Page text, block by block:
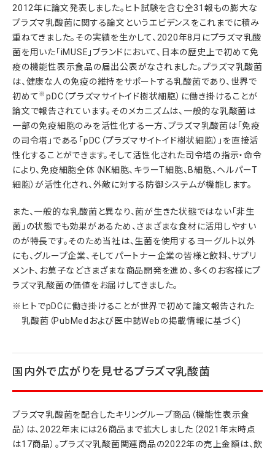
2012年に論文発表しました。ヒト試験を含む全31報もの膨大な
プラズマ乳酸菌に関する論文というエビデンスをこれまでに積み
重ねてきました。その実績を生かして、2020年8月にプラズマ乳酸
菌を用いた「iMUSE」ブランドにおいて、日本の歴史上で初めて免
疫の機能性表示食品の届出公表がなされました。プラズマ乳酸菌
は、健康な人の免疫の維持をサポートする乳酸菌であり、世界で
初めて ※ pDC（プラズマサイトイド樹状細胞）に働き掛けることが
論文で報告されています。そのメカニズムは、一般的な乳酸菌は
一部の免疫細胞のみを活性化する一方、プラズマ乳酸菌は「免疫
の司令塔」である「pDC（プラズマサイトイド樹状細胞）」を直接活
性化することができます。そして活性化された司令塔の指示・命令
により、免疫細胞全体（NK細胞、キラーT細胞、B細胞、ヘルパーT
細胞）が活性化され、外敵に対する防御システムが機能します。
また、一般的な乳酸菌と異なり、菌が生きた状態ではない「非生
菌」の状態でも効果があるため、さまざまな食材に活用しやすい
のが特長です。そのため当社は、生菌を使用するヨーグルト以外
にも、グループ企業、そしてパートナー企業の皆様と飲料、サプリ
メント、お菓子などさまざまな商品開発を進め、多くのお客様にプ
ラズマ乳酸菌の価値をお届けしてきました。
ヒトでpDCに働き掛けることが世界で初めて論文報告された
乳酸菌（PubMedおよび医中誌Webの掲載情報に基づく)
国内外で広がりを見せるプラズマ乳酸菌
プラズマ乳酸菌を配合したキリングループ商品（機能性表示食
品）は、2022年末には26商品まで拡大しました（2021年末時点
は17商品）。プラズマ乳酸菌関連商品の2022年の売上金額は、飲